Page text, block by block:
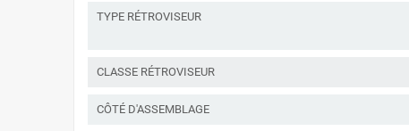
TYPE RÉTROVISEUR
CLASSE RÉTROVISEUR
CÔTÉ D'ASSEMBLAGE